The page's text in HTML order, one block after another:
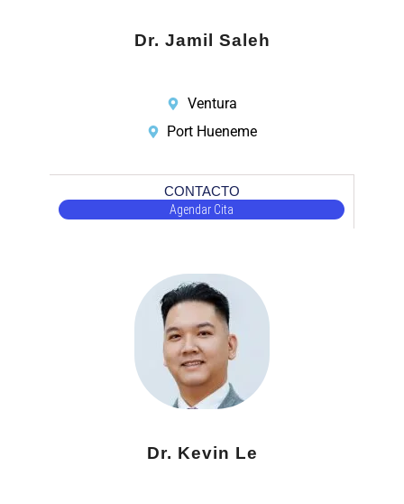
Dr. Jamil Saleh
Ventura
Port Hueneme
CONTACTO
Agendar Cita
Dr. Kevin Le